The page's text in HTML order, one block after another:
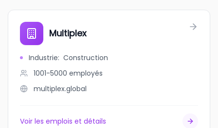
Multiplex
Industrie: Construction
1001-5000 employés
multiplex.global
Voir les emplois et détails